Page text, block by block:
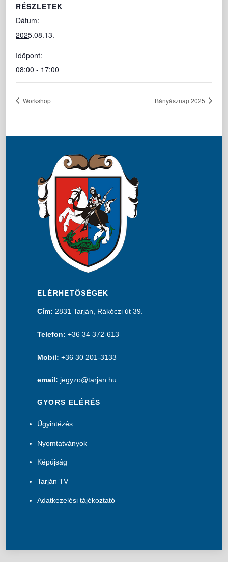
RÉSZLETEK
Dátum:
2025.08.13.
Időpont:
08:00 - 17:00
Workshop Bányásznap 2025
ELÉRHETŐSÉGEK
Cím: 2831 Tarján, Rákóczi út 39.
Telefon: +36 34 372-613
Mobil: +36 30 201-3133
email: jegyzo@tarjan.hu
GYORS ELÉRÉS
Ügyintézés
Nyomtatványok
Képújság
Tarján TV
Adatkezelési tájékoztató